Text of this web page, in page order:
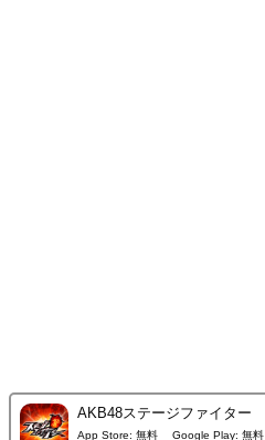
AKB48ステージファイター
App Store: 無料 Google Play: 無料